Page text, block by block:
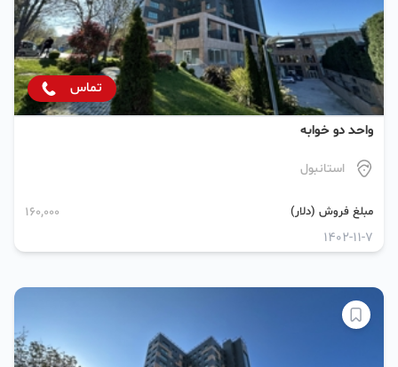
تماس
واحد دو خوابه
استانبول
مبلغ فروش (دلار) 160,000
1402-11-7